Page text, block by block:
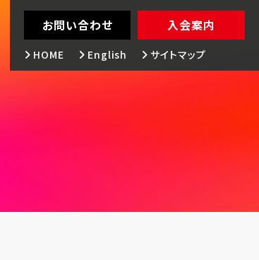
お問い合わせ 入会案内
HOME English サイトマップ